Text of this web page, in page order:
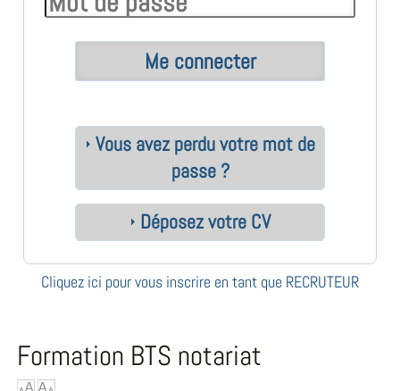
Vous avez perdu votre mot de
passe ?
Déposez votre CV
Cliquez ici pour vous inscrire en tant que RECRUTEUR
Formation BTS notariat